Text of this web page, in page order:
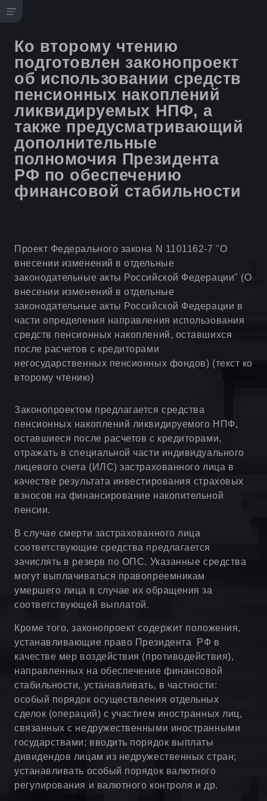
Ко второму чтению
подготовлен законопроект
об использовании средств
пенсионных накоплений
ликвидируемых НПФ, а
также предусматривающий
дополнительные
полномочия Президента
РФ по обеспечению
финансовой стабильности
Проект Федерального закона N 1101162-7 "О
внесении изменений в отдельные
законодательные акты Российской Федерации" (О
внесении изменений в отдельные
законодательные акты Российской Федерации в
части определения направления использования
средств пенсионных накоплений, оставшихся
после расчетов с кредиторами
негосударственных пенсионных фондов) (текст ко
второму чтению)
Законопроектом предлагается средства
пенсионных накоплений ликвидируемого НПФ,
оставшиеся после расчетов с кредиторами,
отражать в специальной части индивидуального
лицевого счета (ИЛС) застрахованного лица в
качестве результата инвестирования страховых
взносов на финансирование накопительной
пенсии.
В случае смерти застрахованного лица
соответствующие средства предлагается
зачислять в резерв по ОПС. Указанные средства
могут выплачиваться правопреемникам
умершего лица в случае их обращения за
соответствующей выплатой.
Кроме того, законопроект содержит положения,
устанавливающие право Президента РФ в
качестве мер воздействия (противодействия),
направленных на обеспечение финансовой
стабильности, устанавливать, в частности:
особый порядок осуществления отдельных
сделок (операций) с участием иностранных лиц,
связанных с недружественными иностранными
государствами; вводить порядок выплаты
дивидендов лицам из недружественных стран;
устанавливать особый порядок валютного
регулирования и валютного контроля и др.